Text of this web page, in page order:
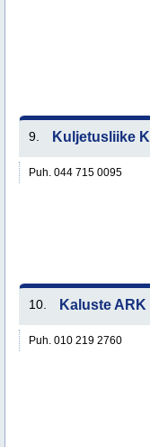
9. Kuljetusliike
Puh. 044 715 0095
10. Kaluste ARK
Puh. 010 219 2760